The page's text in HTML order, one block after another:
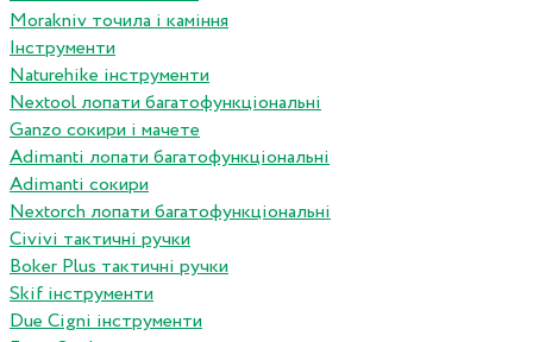
Morakniv точила і каміння
Інструменти
Naturehike інструменти
Nextool лопати багатофункціональні
Ganzo сокири і мачете
Adimanti лопати багатофункціональні
Adimanti сокири
Nextorch лопати багатофункціональні
Сivivi тактичні ручки
Boker Plus тактичні ручки
Skif інструменти
Due Cigni інструменти